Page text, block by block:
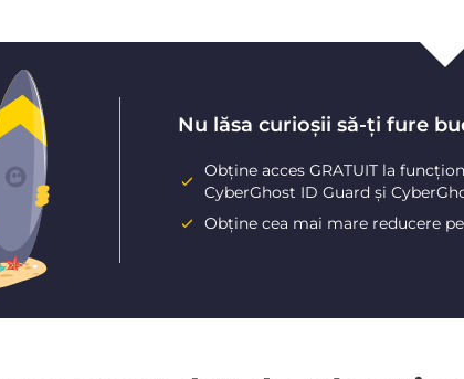
Nu lăsa curioșii să-ți fure
Obține acces GRATUIT la
CyberGhost ID Guard și
Obține cea mai mare reducere